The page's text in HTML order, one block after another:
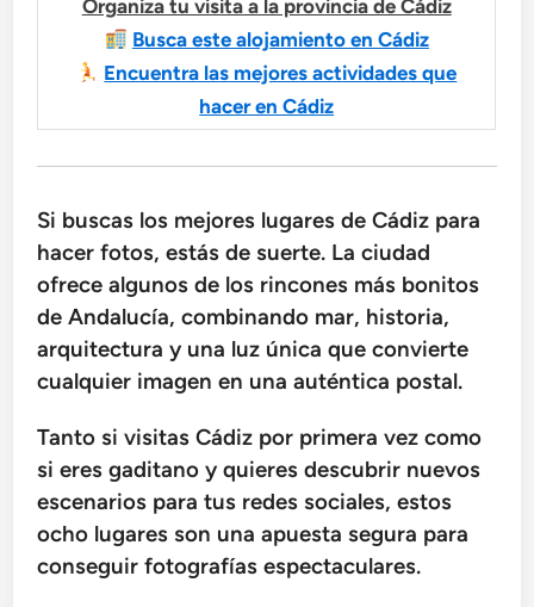
Organiza tu visita a la provincia de Cádiz
Busca este alojamiento en Cádiz
Encuentra las mejores actividades que
hacer en Cádiz
Si buscas los mejores lugares de Cádiz para
hacer fotos, estás de suerte. La ciudad
ofrece algunos de los rincones más bonitos
de Andalucía, combinando mar, historia,
arquitectura y una luz única que convierte
cualquier imagen en una auténtica postal.
Tanto si visitas Cádiz por primera vez como
si eres gaditano y quieres descubrir nuevos
escenarios para tus redes sociales, estos
ocho lugares son una apuesta segura para
conseguir fotografías espectaculares.